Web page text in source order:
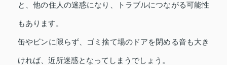
と、他の住人の迷惑になり、トラブルにつながる可能性
もあります。
缶やビンに限らず、ゴミ捨て場のドアを閉める音も大き
ければ、近所迷惑となってしまうでしょう。